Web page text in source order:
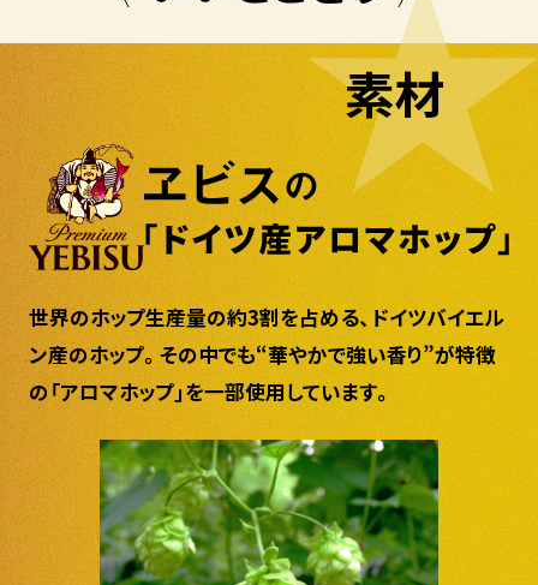
素材
世界のホップ生産量の約3割を占める、ドイツバイエル
ン産のホップ。その中でも“華やかで強い香り”が特徴
の「アロマホップ」を一部使用しています。